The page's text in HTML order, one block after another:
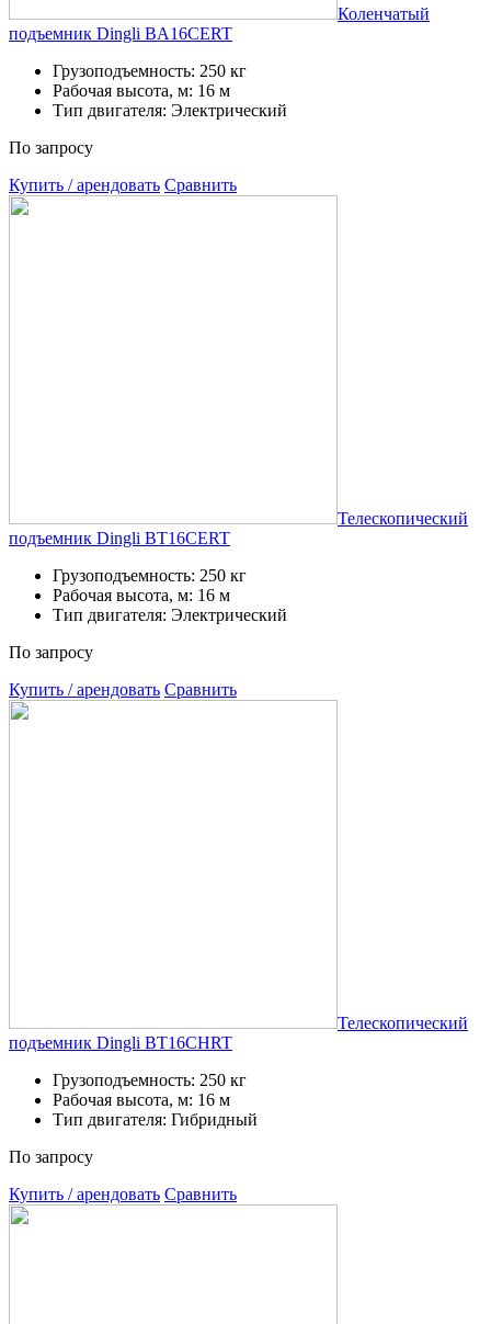
Коленчатый
подъемник Dingli BA16CERT
Грузоподъемность: 250 кг
Рабочая высота, м: 16 м
Тип двигателя: Электрический
По запросу
Купить / арендовать Сравнить
Телескопический
подъемник Dingli BT16CERT
Грузоподъемность: 250 кг
Рабочая высота, м: 16 м
Тип двигателя: Электрический
По запросу
Купить / арендовать Сравнить
Телескопический
подъемник Dingli BT16CHRT
Грузоподъемность: 250 кг
Рабочая высота, м: 16 м
Тип двигателя: Гибридный
По запросу
Купить / арендовать Сравнить